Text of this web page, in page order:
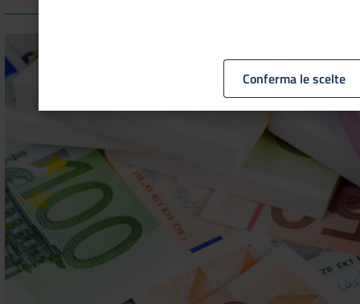
Conferma le scelte